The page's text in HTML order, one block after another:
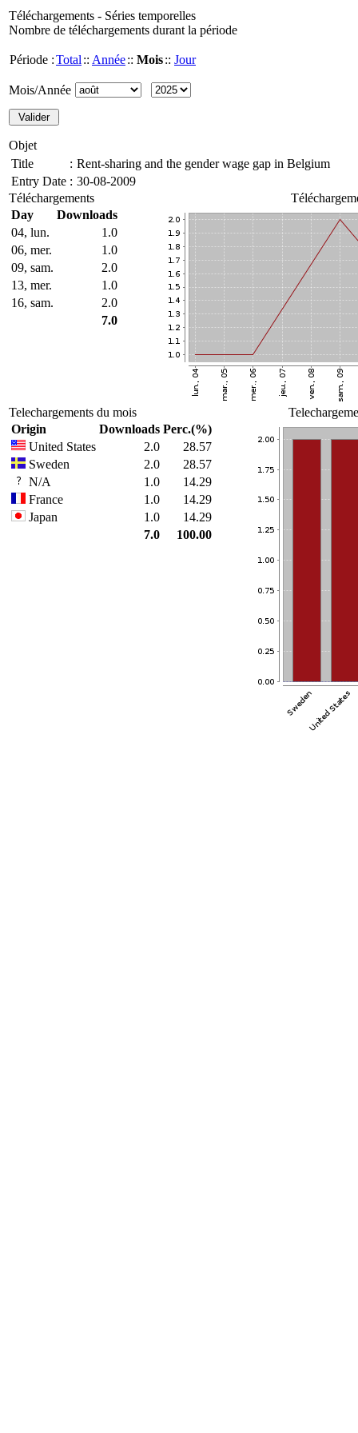
Téléchargements - Séries temporelles
Nombre de téléchargements durant la période
Période :Total :: Année:: Mois:: Jour
Mois/Année
Objet
Title
: Rent-sharing and the gender wage gap in Belgium
Entry Date : 30-08-2009
Téléchargements
Day
Downloads
04, lun.
1.0
06, mer.
1.0
09, sam.
2.0
13, mer.
1.0
16, sam.
2.0
7.0
Telechargements du mois
Origin
Downloads Perc.(%)
United States
2.0
28.57
Sweden
2.0
28.57
N/A
1.0
14.29
France
1.0
14.29
Japan
1.0
14.29
7.0
100.00